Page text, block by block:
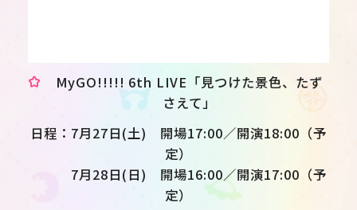
MyGO!!!!! 6th LIVE「見つけた景色、たず
さえて」
日程：7月27日(土) 開場17:00／開演18:00（予
定）
7月28日(日) 開場16:00／開演17:00（予
定）